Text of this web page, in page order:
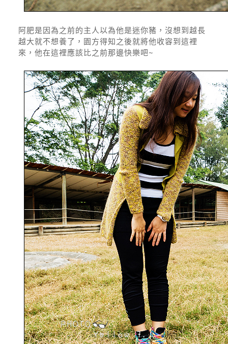
阿肥是因為之前的主人以為他是迷你豬，沒想到越長
越大就不想養了，園方得知之後就將他收容到這裡
來，他在這裡應該比之前那邊快樂吧~